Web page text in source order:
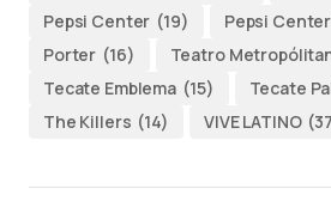
Pepsi Center (19) Pepsi
Porter (16) Teatro
Tecate Emblema (15) Tecate
The Killers (14) VIVE LATINO